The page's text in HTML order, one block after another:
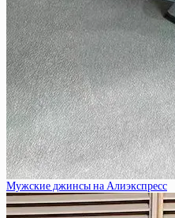
Мужские джинсы на Алиэкспресс